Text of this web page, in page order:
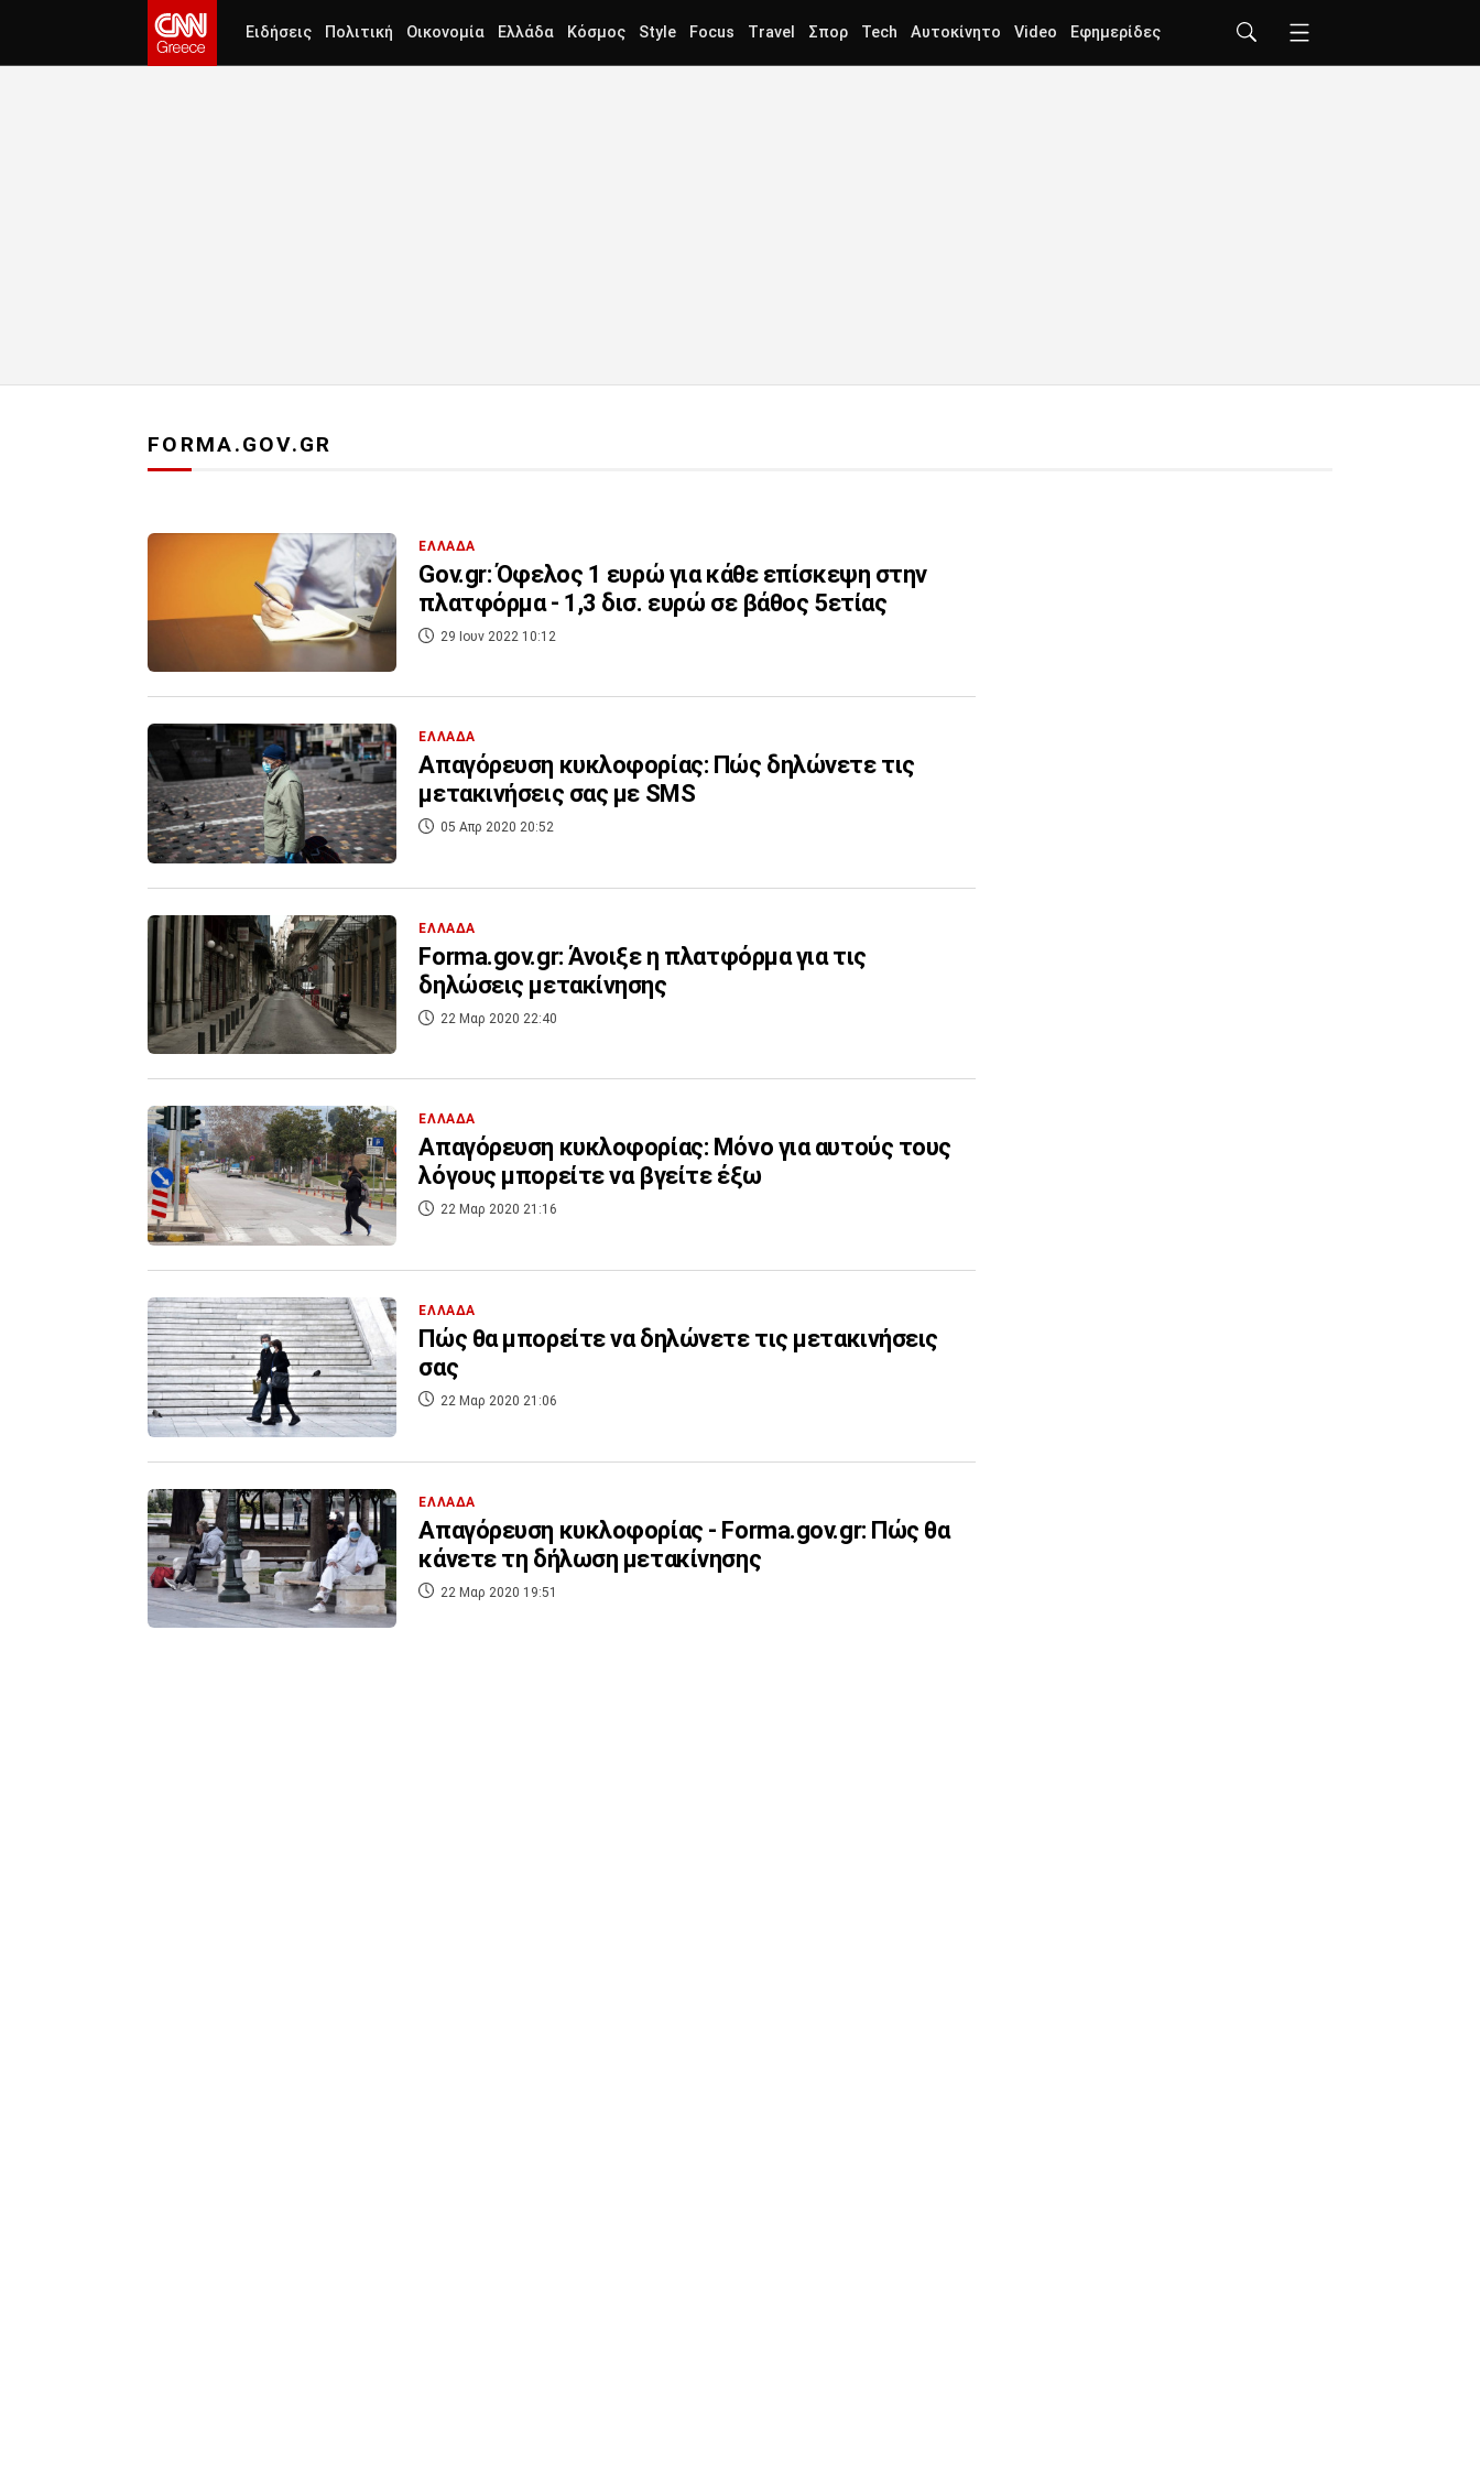
Ειδήσεις Πολιτική Οικονομία Ελλάδα Κόσμος Style Focus Travel Σπορ Tech Αυτοκίνητο Video Εφημερίδες
FORMA.GOV.GR
ΕΛΛΑΔΑ
Gov.gr: Όφελος 1 ευρώ για κάθε επίσκεψη στην
πλατφόρμα - 1,3 δισ. ευρώ σε βάθος 5ετίας
29 Ιουν 2022 10:12
ΕΛΛΑΔΑ
Απαγόρευση κυκλοφορίας: Πώς δηλώνετε τις
μετακινήσεις σας με SMS
05 Απρ 2020 20:52
ΕΛΛΑΔΑ
Forma.gov.gr: Άνοιξε η πλατφόρμα για τις
δηλώσεις μετακίνησης
22 Μαρ 2020 22:40
ΕΛΛΑΔΑ
Απαγόρευση κυκλοφορίας: Μόνο για αυτούς τους
λόγους μπορείτε να βγείτε έξω
22 Μαρ 2020 21:16
ΕΛΛΑΔΑ
Πώς θα μπορείτε να δηλώνετε τις μετακινήσεις
σας
22 Μαρ 2020 21:06
ΕΛΛΑΔΑ
Απαγόρευση κυκλοφορίας - Forma.gov.gr: Πώς θα
κάνετε τη δήλωση μετακίνησης
22 Μαρ 2020 19:51